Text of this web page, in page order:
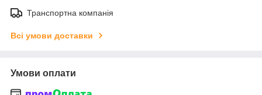
Транспортна компанія
Всі умови доставки
Умови оплати